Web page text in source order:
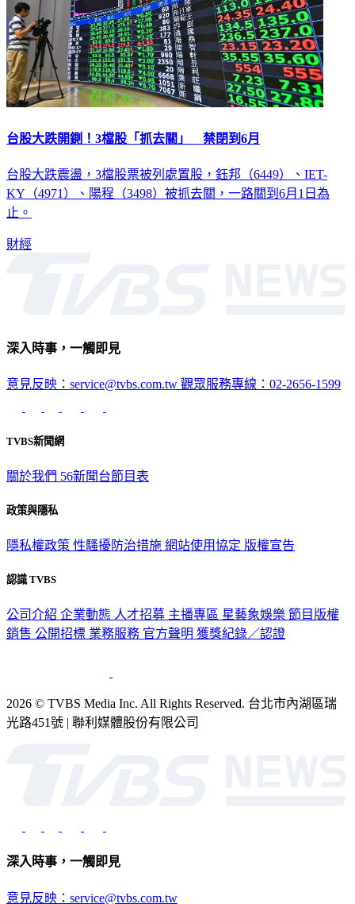
台股大跌開鍘！3檔股「抓去關」 禁閉到6月
台股大跌震盪，3檔股票被列處置股，鈺邦（6449）、IET-
KY（4971）、陽程（3498）被抓去關，一路關到6月1日為
止。
財經
深入時事，一觸即見
意見反映：service@tvbs.com.tw 觀眾服務專線：02-2656-1599
TVBS新聞網
關於我們 56新聞台節目表
政策與隱私
隱私權政策 性騷擾防治措施 網站使用協定 版權宣告
認識 TVBS
公司介紹 企業動態 人才招募 主播專區 星藝象娛樂 節目版權
銷售 公開招標 業務服務 官方聲明 獲獎紀錄／認證
2026 © TVBS Media Inc. All Rights Reserved. 台北市內湖區瑞
光路451號 | 聯利媒體股份有限公司
深入時事，一觸即見
意見反映：service@tvbs.com.tw